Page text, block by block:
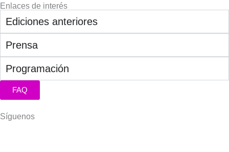
Enlaces de interés
Ediciones anteriores
Prensa
Programación
FAQ
Síguenos